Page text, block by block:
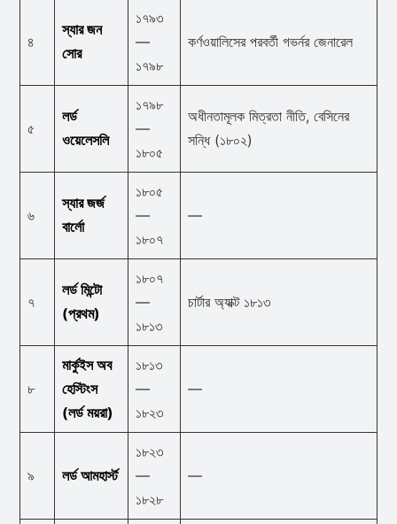
৪
স্যার জন
সোর
১৭৯৩
—
১৭৯৮
কর্ণওয়ালিসের পরবর্তী গভর্নর জেনারেল
৫
লর্ড
ওয়েলেসলি
১৭৯৮
—
১৮০৫
অধীনতামূলক মিত্রতা নীতি, বেসিনের
সন্ধি (১৮০২)
৬
স্যার জর্জ
বার্লো
১৮০৫
—
১৮০৭
—
৭
লর্ড মিন্টো
(প্রথম)
১৮০৭
—
১৮১৩
চার্টার অ্যাক্ট ১৮১৩
৮
মার্কুইস অব
হেস্টিংস
(লর্ড ময়রা)
১৮১৩
—
১৮২৩
—
৯ লর্ড আমহার্স্ট
১৮২৩
—
১৮২৮
—